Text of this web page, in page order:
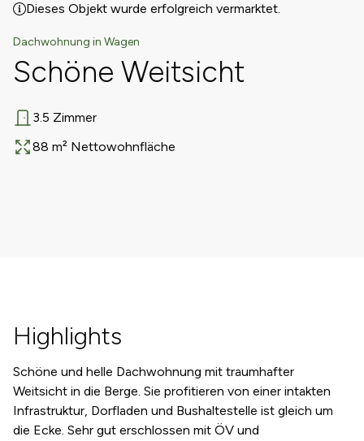
Dieses Objekt wurde erfolgreich vermarktet.
Dachwohnung in Wagen
Schöne Weitsicht
Anzahl Zimmer
3.5 Zimmer
Fläche
88 m² Nettowohnfläche
Highlights
Schöne und helle Dachwohnung mit traumhafter
Weitsicht in die Berge. Sie profitieren von einer intakten
Infrastruktur, Dorfladen und Bushaltestelle ist gleich um
die Ecke. Sehr gut erschlossen mit ÖV und